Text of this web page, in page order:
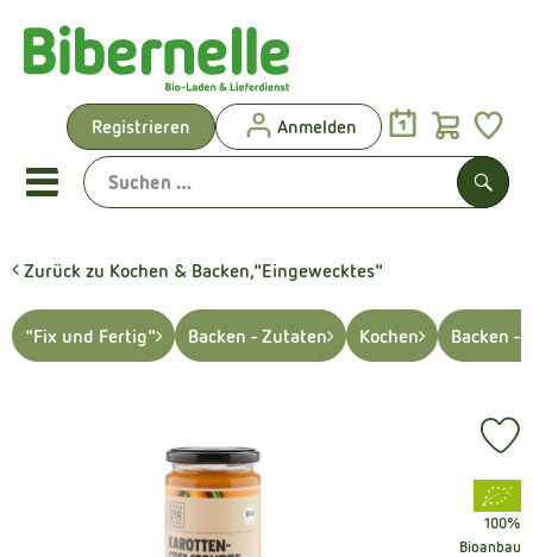
Registrieren Anmelden
Mobiles Menu öffnen oder
Vorgeplante Ökokisten
Shop: Aktionen & Neues
Zurück zu Kochen & Backen,"Eingewecktes"
"Fix und Fertig" Backen - Zutaten Kochen Backen -
, Verband:
100%
Bioanbau